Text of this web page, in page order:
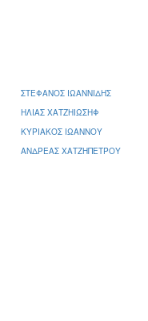
ΣΤΕΦΑΝΟΣ ΙΩΑΝΝΙΔΗΣ
ΗΛΙΑΣ ΧΑΤΖΗΙΩΣΗΦ
ΚΥΡΙΑΚΟΣ ΙΩΑΝΝΟΥ
ΑΝΔΡΕΑΣ ΧΑΤΖΗΠΕΤΡΟΥ